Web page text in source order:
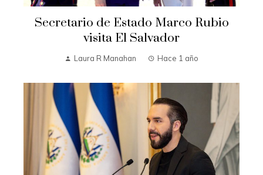
Secretario de Estado Marco Rubio
visita El Salvador
Laura R Manahan Hace 1 año